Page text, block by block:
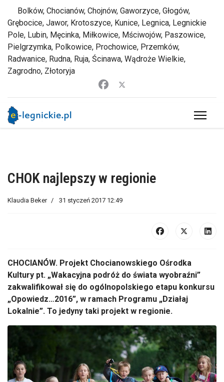
Bolków, Chocianów, Chojnów, Gaworzyce, Głogów,
Grębocice, Jawor, Krotoszyce, Kunice, Legnica, Legnickie
Pole, Lubin, Męcinka, Miłkowice, Mściwojów, Paszowice,
Pielgrzymka, Polkowice, Prochowice, Przemków,
Radwanice, Rudna, Ruja, Ścinawa, Wądroże Wielkie,
Zagrodno, Złotoryja
CHOK najlepszy w regionie
Klaudia Beker 31 styczeń 2017 12:49
CHOCIANÓW. Projekt Chocianowskiego Ośrodka
Kultury pt. „Wakacyjna podróż do świata wyobraźni”
zakwalifikował się do ogólnopolskiego etapu konkursu
„Opowiedz…2016”, w ramach Programu „Działaj
Lokalnie”. To jedyny taki projekt w regionie.